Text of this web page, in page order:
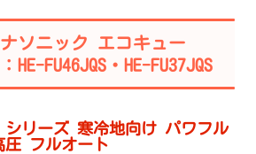
ソニック エコキュー
：HE-FU46JQS・HE-FU37JQS
シリーズ 寒冷地向け パワフル
圧 フルオート